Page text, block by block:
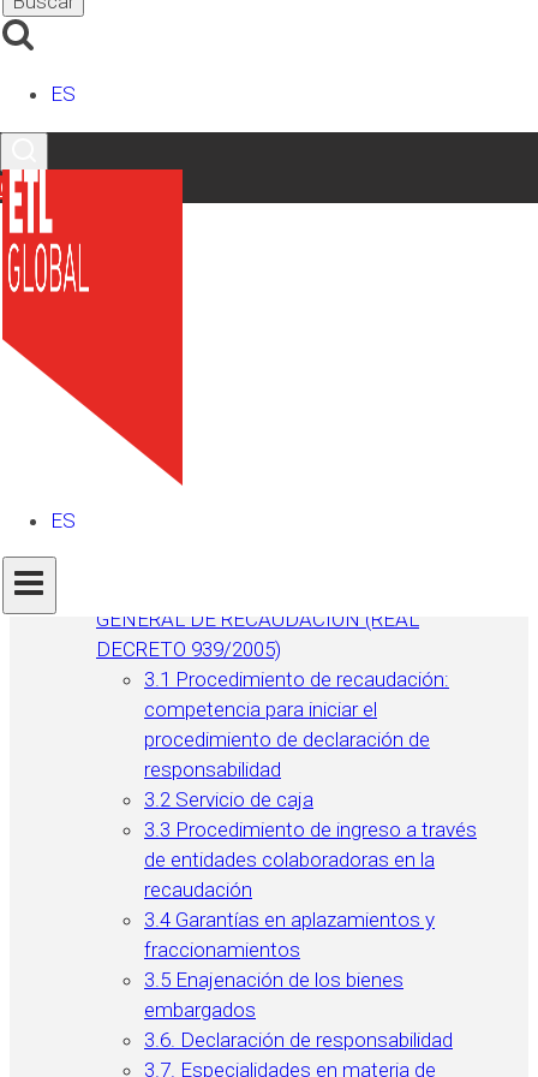
ES
Contacto
ES
información y las Estructuras
extraterritoriales opacas
2.8 Competencia de la Administración
2.12 Tramitación del procedimiento de
GENERAL DE RECAUDACIÓN (REAL
DECRETO 939/2005)
3.1 Procedimiento de recaudación:
competencia para iniciar el
procedimiento de declaración de
responsabilidad
3.2 Servicio de caja
3.3 Procedimiento de ingreso a través
de entidades colaboradoras en la
recaudación
3.4 Garantías en aplazamientos y
fraccionamientos
3.5 Enajenación de los bienes
embargados
3.6. Declaración de responsabilidad
3.7. Especialidades en materia de